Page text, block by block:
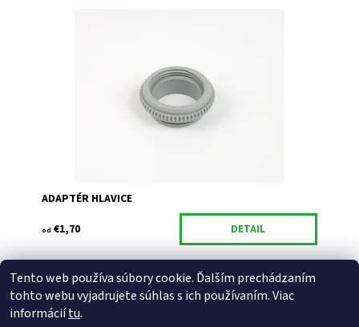
ADAPTÉR HLAVICE
od €1,70 DETAIL
Buďte prvý, kto napíše príspevok k tejto položke.
Pridať komentár
Tento web používa súbory cookie. Ďalším prechádzaním
tohto webu vyjadrujete súhlas s ich používaním. Viac
informáciítu.